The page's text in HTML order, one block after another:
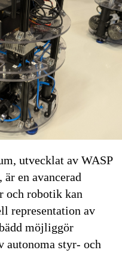
utvecklat av WASP
en avancerad
och robotik kan
representation av
möjliggör
autonoma styr- och